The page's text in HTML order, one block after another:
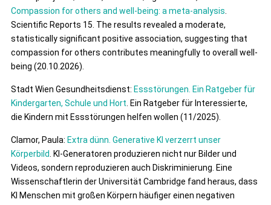
Compassion for others and well-being: a meta-analysis
Scientific Reports 15. The results revealed a moderate,
statistically significant positive association, suggesting that
compassion for others contributes meaningfully to overall well-
being (20.10.2026).
Stadt Wien Gesundheitsdienst: Essstörungen. Ein Ratgeber für
Kindergarten, Schule und Hort . Ein Ratgeber für Interessierte,
die Kindern mit Essstörungen helfen wollen (11/2025).
Clamor, Paula: Extra dünn. Generative KI verzerrt unser
Körperbild
. KI-Generatoren produzieren nicht nur Bilder und
Videos, sondern reproduzieren auch Diskriminierung. Eine
Wissenschaftlerin der Universität Cambridge fand heraus, dass
KI Menschen mit großen Körpern häufiger einen negativen